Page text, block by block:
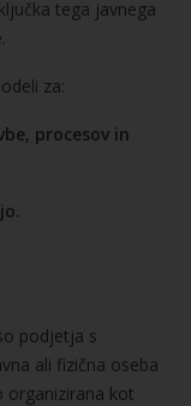
tega javnega
za:
procesov in
podjetja s
ali fizična oseba
organizirana kot